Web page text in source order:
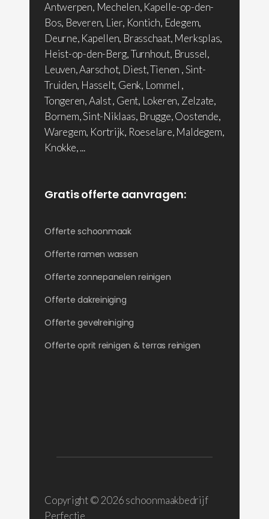
Antwerpen, Mechelen, Kapelle-op-den-
Bos, Beveren, Lier, Kontich, Edegem,
Deurne, Kapellen, Brasschaat, Merksplas,
Heist-op-den-Berg, Turnhout, Brussel,
Leuven, Aarschot, Diest, Tienen , Sint-
Truiden, Hasselt, Genk, Lommel ,
Tongeren, Aalst , Gent, Lokeren, Zelzate,
Bornem, Sint-Niklaas, Brugge, Oostende,
Waregem, Kortrijk, Roeselare, Maldegem,
Knokke, ...
Gratis offerte aanvragen:
Offerte schoonmaak
Offerte ramen wassen
Offerte zonnepanelen reinigen
Offerte dakreiniging
Offerte gevelreiniging
Offerte oprit reinigen & terras reinigen
Copyright © 2026 schoonmaakbedrijf
Perfectie